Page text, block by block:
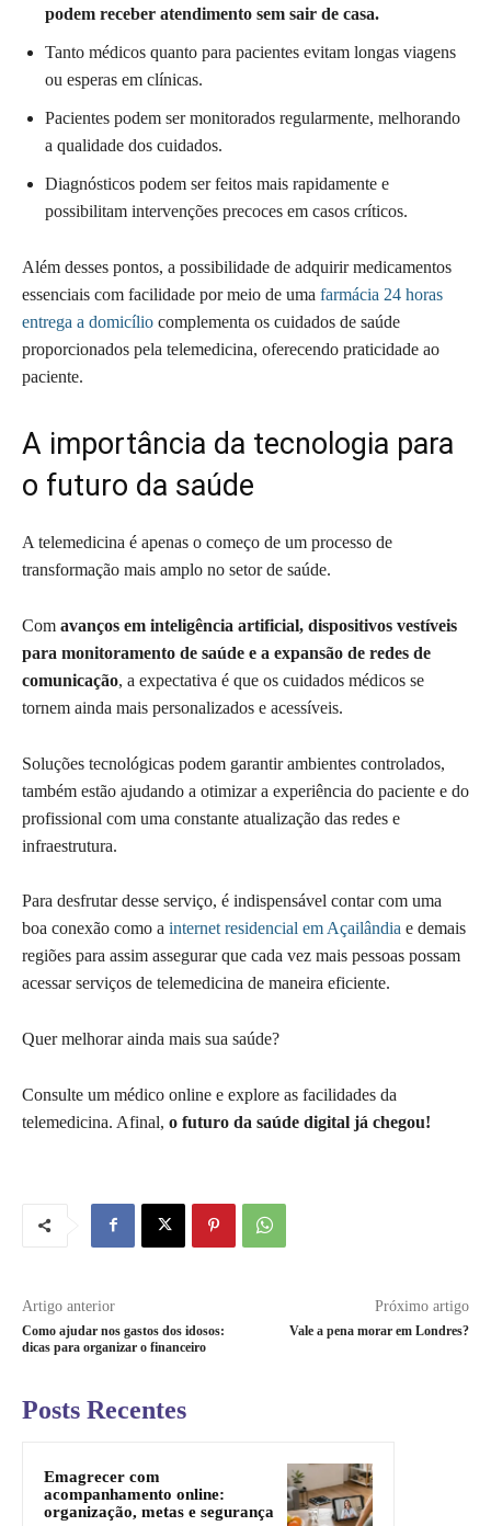
podem receber atendimento sem sair de casa.
Tanto médicos quanto para pacientes evitam longas viagens
ou esperas em clínicas.
Pacientes podem ser monitorados regularmente, melhorando
a qualidade dos cuidados.
Diagnósticos podem ser feitos mais rapidamente e
possibilitam intervenções precoces em casos críticos.
Além desses pontos, a possibilidade de adquirir medicamentos
essenciais com facilidade por meio de uma farmácia 24 horas
entrega a domicílio complementa os cuidados de saúde
proporcionados pela telemedicina, oferecendo praticidade ao
paciente.
A importância da tecnologia para
o futuro da saúde
A telemedicina é apenas o começo de um processo de
transformação mais amplo no setor de saúde.
Com avanços em inteligência artificial, dispositivos vestíveis
para monitoramento de saúde e a expansão de redes de
comunicação, a expectativa é que os cuidados médicos se
tornem ainda mais personalizados e acessíveis.
Soluções tecnológicas podem garantir ambientes controlados,
também estão ajudando a otimizar a experiência do paciente e do
profissional com uma constante atualização das redes e
infraestrutura.
Para desfrutar desse serviço, é indispensável contar com uma
boa conexão como a internet residencial em Açailândia e demais
regiões para assim assegurar que cada vez mais pessoas possam
acessar serviços de telemedicina de maneira eficiente.
Quer melhorar ainda mais sua saúde?
Consulte um médico online e explore as facilidades da
telemedicina. Afinal, o futuro da saúde digital já chegou!
Artigo anterior
Como ajudar nos gastos dos idosos:
dicas para organizar o financeiro
Próximo artigo
Vale a pena morar em Londres?
Posts Recentes
Emagrecer com
acompanhamento online:
organização, metas e segurança